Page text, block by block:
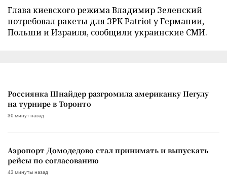
Глава киевского режима Владимир Зеленский
потребовал ракеты для ЗРК Patriot у Германии,
Польши и Израиля, сообщили украинские СМИ.
Россиянка Шнайдер разгромила американку Пегулу
на турнире в Торонто
30 минут назад
Аэропорт Домодедово стал принимать и выпускать
рейсы по согласованию
43 минуты назад